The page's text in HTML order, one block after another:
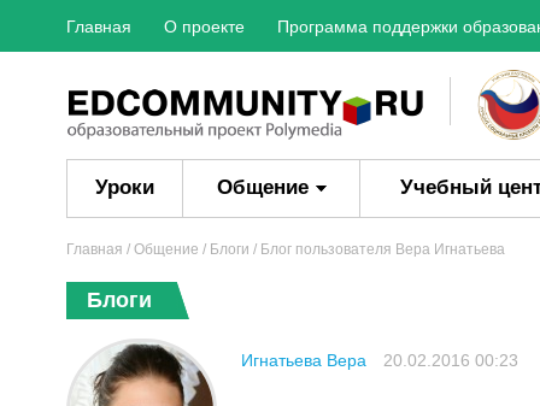
Главная О проекте Программа поддержки
Уроки Общение Учебный
Главная / Общение / Блоги / Блог пользователя Вера Игнатьева
Блоги
Игнатьева Вера 20.02.2016 00:23